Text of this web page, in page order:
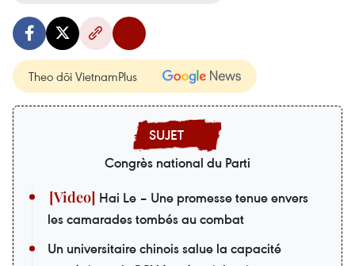
Theo dõi VietnamPlus
Congrès national du Parti
Hai Le – Une promesse tenue envers
les camarades tombés au combat
Un universitaire chinois salue la capacité